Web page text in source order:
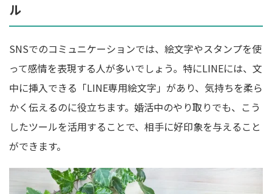
ル
SNSでのコミュニケーションでは、絵文字やスタンプを使
って感情を表現する人が多いでしょう。特にLINEには、文
中に挿入できる「LINE専用絵文字」があり、気持ちを柔ら
かく伝えるのに役立ちます。婚活中のやり取りでも、こう
したツールを活用することで、相手に好印象を与えること
ができます。